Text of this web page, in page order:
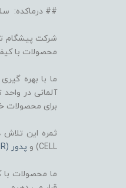
## درماکده:
شرکت پیشگام
محصولات با
برای محصولات
CELL) و
پدور (PEDOR)
ما محصولات با